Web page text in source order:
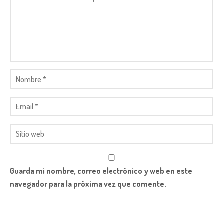
Guarda mi nombre, correo electrónico y web en este
navegador para la próxima vez que comente.